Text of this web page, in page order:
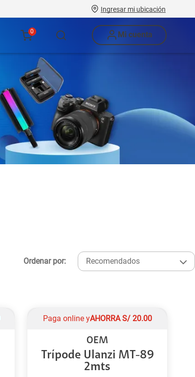
Ingresar mi ubicación
0 Mi cuenta
Ordenar por: Recomendados
Paga online yAHORRA S/ 20.00
OEM
Trípode Ulanzi MT-89
2mts